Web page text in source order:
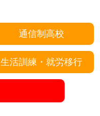
通信制高校
生活訓練・就労移行